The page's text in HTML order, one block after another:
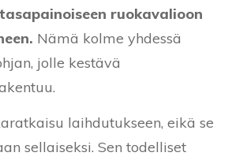
ruokavalioon
Nämä kolme yhdessä
jolle kestävä
laihdutukseen, eikä se
sellaiseksi. Sen todelliset